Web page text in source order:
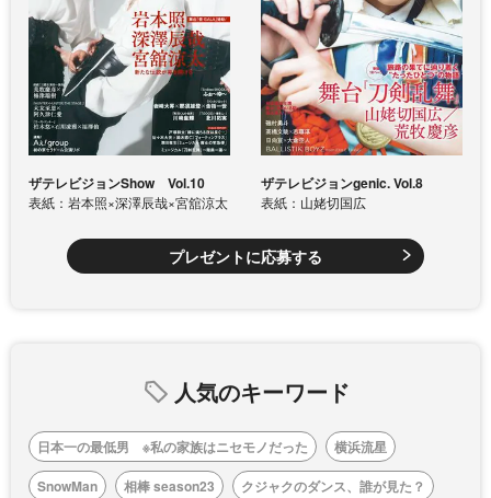
ザテレビジョンShow Vol.10
表紙：岩本照×深澤辰哉×宮舘涼太
ザテレビジョンgenic. Vol.8
表紙：山姥切国広
プレゼントに応募する
人気のキーワード
日本一の最低男 ※私の家族はニセモノだった
横浜流星
SnowMan
相棒 season23
クジャクのダンス、誰が見た？